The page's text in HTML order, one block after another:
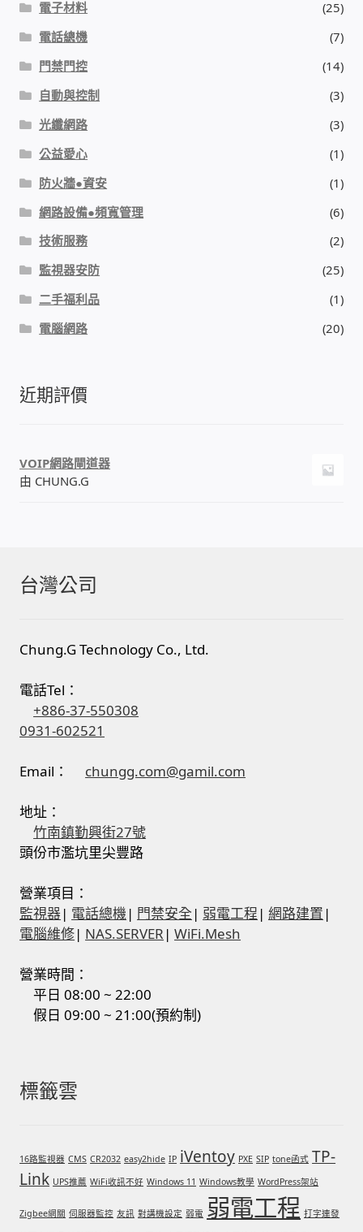
電子材料
(25)
電話總機
(7)
門禁門控
(14)
自動與控制
(3)
光纖網路
(3)
公益愛心
(1)
防火牆●資安
(1)
網路設備●頻寬管理
(6)
技術服務
(2)
監視器安防
(25)
二手福利品
(1)
電腦網路
(20)
近期評價
VOIP網路閘道器
由 CHUNG.G
台灣公司
Chung.G Technology Co., Ltd.
電話Tel：
+886-37-550308
0931-602521
Email： chungg.com@gamil.com
地址：
竹南鎮勤興街27號
頭份市濫坑里尖豐路
營業項目：
監視器| 電話總機| 門禁安全 | 弱電工程 |網路建置 |
電腦維修| NAS.SERVER |WiFi.Mesh
營業時間：
平日 08:00 ~ 22:00
假日 09:00 ~ 21:00(預約制)
標籤雲
16路監視器 CMS CR2032 easy2hide IP iVentoy PXE SIP tone函式 TP-
Link UPS推薦 WiFi收訊不好 Windows 11 Windows教學 WordPress架站
Zigbee網關 伺服器監控 友訊 對講機設定 弱電 弱電工程 打字連發